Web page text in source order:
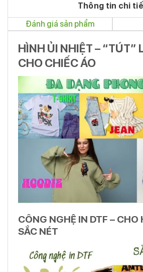
Thông tin chi
Đánh giá sản phẩm
HÌNH ỦI NHIỆT – “TÚT”
CHO CHIẾC ÁO
CÔNG NGHỆ IN DTF – CHO
SẮC NÉT